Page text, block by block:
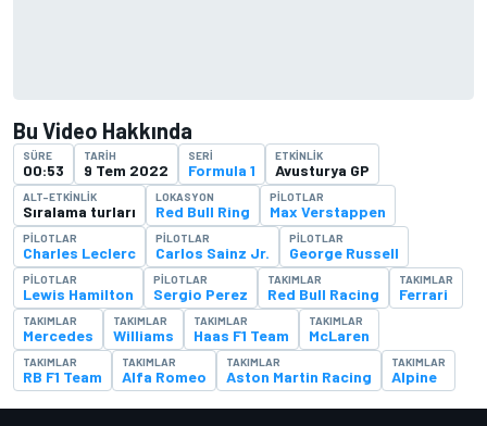
Bu Video Hakkında
SÜRE
00:53
TARIH
9 Tem 2022
SERI
Formula 1
ETKINLIK
Avusturya GP
ALT-ETKINLIK
Sıralama turları
LOKASYON
Red Bull Ring
PILOTLAR
Max Verstappen
PILOTLAR
Charles Leclerc
PILOTLAR
Carlos Sainz Jr.
PILOTLAR
George Russell
PILOTLAR
Lewis Hamilton
PILOTLAR
Sergio Perez
TAKIMLAR
Red Bull Racing
TAKIMLAR
Ferrari
TAKIMLAR
Mercedes
TAKIMLAR
Williams
TAKIMLAR
Haas F1 Team
TAKIMLAR
McLaren
TAKIMLAR
RB F1 Team
TAKIMLAR
Alfa Romeo
TAKIMLAR
Aston Martin Racing
TAKIMLAR
Alpine